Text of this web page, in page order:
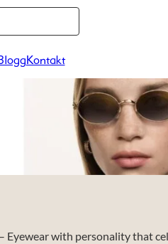
Kontakt
– Eyewear with personality that